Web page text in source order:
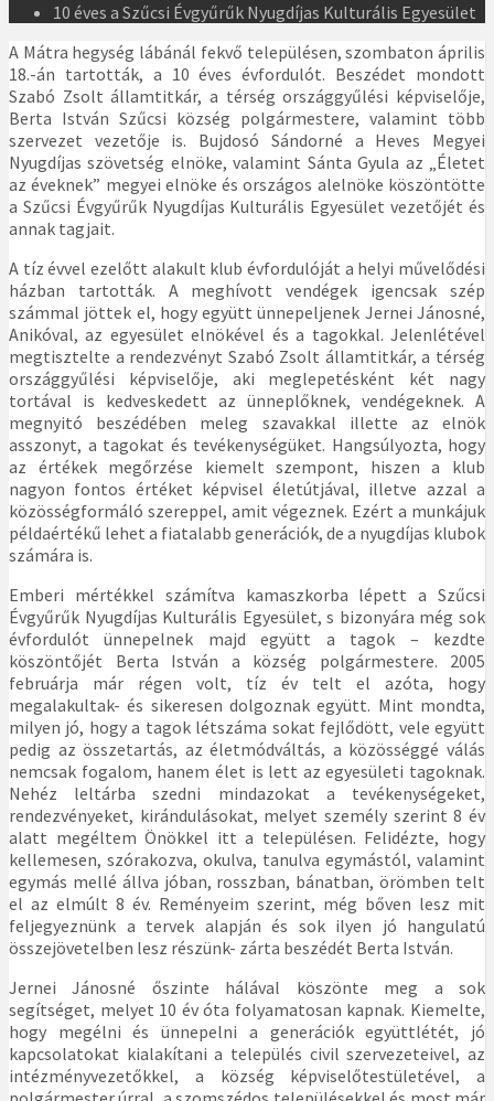
10 éves a Szűcsi Évgyűrűk Nyugdíjas Kulturális Egyesület
A Mátra hegység lábánál fekvő településen, szombaton április
18.-án tartották, a 10 éves évfordulót. Beszédet mondott
Szabó Zsolt államtitkár, a térség országgyűlési képviselője,
Berta István Szűcsi község polgármestere, valamint több
szervezet vezetője is. Bujdosó Sándorné a Heves Megyei
Nyugdíjas szövetség elnöke, valamint Sánta Gyula az „Életet
az éveknek” megyei elnöke és országos alelnöke köszöntötte
a Szűcsi Évgyűrűk Nyugdíjas Kulturális Egyesület vezetőjét és
annak tagjait.
A tíz évvel ezelőtt alakult klub évfordulóját a helyi művelődési
házban tartották. A meghívott vendégek igencsak szép
számmal jöttek el, hogy együtt ünnepeljenek Jernei Jánosné,
Anikóval, az egyesület elnökével és a tagokkal. Jelenlétével
megtisztelte a rendezvényt Szabó Zsolt államtitkár, a térség
országgyűlési képviselője, aki meglepetésként két nagy
tortával is kedveskedett az ünneplőknek, vendégeknek. A
megnyitó beszédében meleg szavakkal illette az elnök
asszonyt, a tagokat és tevékenységüket. Hangsúlyozta, hogy
az értékek megőrzése kiemelt szempont, hiszen a klub
nagyon fontos értéket képvisel életútjával, illetve azzal a
közösségformáló szereppel, amit végeznek. Ezért a munkájuk
példaértékű lehet a fiatalabb generációk, de a nyugdíjas klubok
számára is.
Emberi mértékkel számítva kamaszkorba lépett a Szűcsi
Évgyűrűk Nyugdíjas Kulturális Egyesület, s bizonyára még sok
évfordulót ünnepelnek majd együtt a tagok – kezdte
köszöntőjét Berta István a község polgármestere. 2005
februárja már régen volt, tíz év telt el azóta, hogy
megalakultak- és sikeresen dolgoznak együtt. Mint mondta,
milyen jó, hogy a tagok létszáma sokat fejlődött, vele együtt
pedig az összetartás, az életmódváltás, a közösséggé válás
nemcsak fogalom, hanem élet is lett az egyesületi tagoknak.
Nehéz leltárba szedni mindazokat a tevékenységeket,
rendezvényeket, kirándulásokat, melyet személy szerint 8 év
alatt megéltem Önökkel itt a településen. Felidézte, hogy
kellemesen, szórakozva, okulva, tanulva egymástól, valamint
egymás mellé állva jóban, rosszban, bánatban, örömben telt
el az elmúlt 8 év. Reményeim szerint, még bőven lesz mit
feljegyeznünk a tervek alapján és sok ilyen jó hangulatú
összejövetelben lesz részünk- zárta beszédét Berta István.
Jernei Jánosné őszinte hálával köszönte meg a sok
segítséget, melyet 10 év óta folyamatosan kapnak. Kiemelte,
hogy megélni és ünnepelni a generációk együttlétét, jó
kapcsolatokat kialakítani a település civil szervezeteivel, az
intézményvezetőkkel, a község képviselőtestületével, a